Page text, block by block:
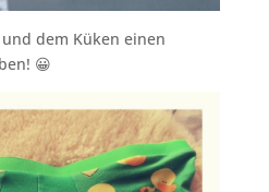
dem Küken einen
😀